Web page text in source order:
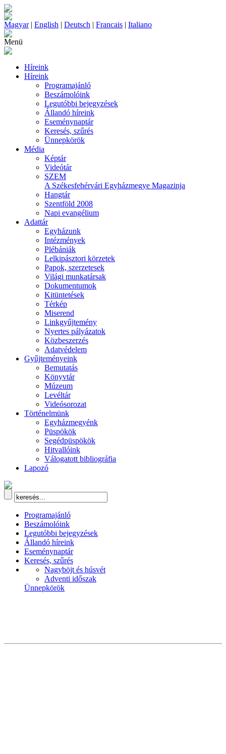
Magyar| English | Deutsch | Francais | Italiano
Menü
Híreink
Híreink
Programajánló
Beszámolóink
Legutóbbi bejegyzések
Állandó híreink
Eseménynaptár
Keresés, szűrés
Ünnepkörök
Média
Képtár
Videótár
SZEM
A Székesfehérvári Egyházmegye Magazinja
Hangtár
Szentföld 2008
Napi evangélium
Adattár
Egyházunk
Intézmények
Plébániák
Lelkipásztori körzetek
Papok, szerzetesek
Világi munkatársak
Dokumentumok
Kitüntetések
Térkép
Miserend
Linkgyűjtemény
Nyertes pályázatok
Közbeszerzés
Adatvédelem
Gyűjteményeink
Bemutatás
Könyvtár
Múzeum
Levéltár
Videósorozat
Történelmünk
Egyházmegyénk
Püspökök
Segédpüspökök
Hitvallóink
Válogatott bibliográfia
Lapozó
Programajánló
Beszámolóink
Legutóbbi bejegyzések
Állandó híreink
Eseménynaptár
Keresés, szűrés
Nagyböjt és húsvét
Adventi időszak
Ünnepkörök